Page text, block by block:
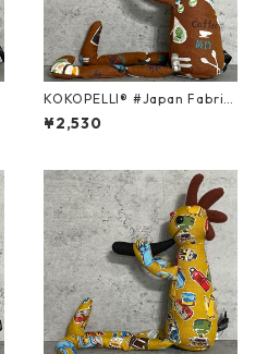
KOKOPELLI® #Japan Fabric
series ＃312/Mサイズ
¥2,530